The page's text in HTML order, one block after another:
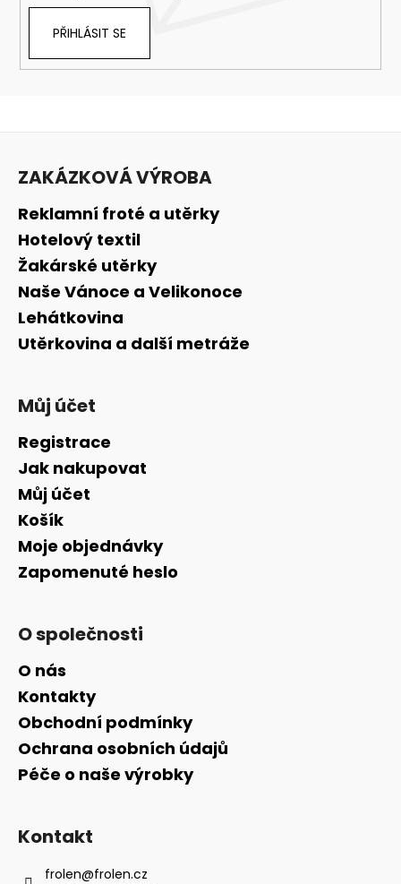
PŘIHLÁSIT SE
ZAKÁZKOVÁ VÝROBA
Reklamní froté a utěrky
Hotelový textil
Žakárské utěrky
Naše Vánoce a Velikonoce
Lehátkovina
Utěrkovina a další metráže
Můj účet
Registrace
Jak nakupovat
Můj účet
Košík
Moje objednávky
Zapomenuté heslo
O společnosti
O nás
Kontakty
Obchodní podmínky
Ochrana osobních údajů
Péče o naše výrobky
Kontakt
frolen@frolen.cz